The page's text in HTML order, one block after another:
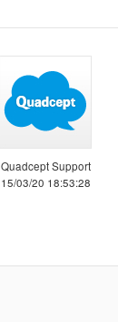
Quadcept Support
15/03/20 18:53:28